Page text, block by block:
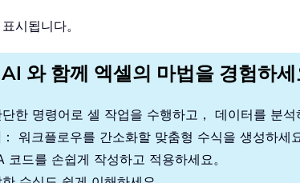
시됩니다。
와 함께 엑셀의 마법을 경험하
단한 명령어로 셀 작업을 수행하고， 데이터를 분석
： 워크플로우를 간소화할 맞춤형 수식을 생성하세요
코드를 손쉽게 작성하고 적용하세요。